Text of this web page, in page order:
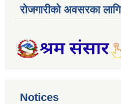
रोजगारीको अवसरका लागि
Notices